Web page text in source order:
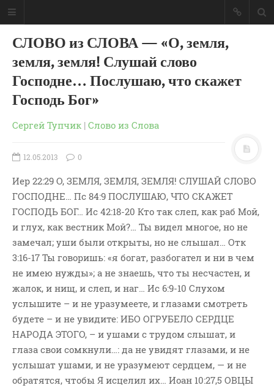
МОИ КНИГИ
СЛОВО-АУДИО
СЛОВО-ВИДЕО
ВОПРОСЫ ПАСТОРУ
КОНТАКТ
РУБРИКИ
Беседы По Бытие
СЛОВО из СЛОВА — «О, земля,
земля, земля! Слушай слово
Господне… Послушаю, что скажет
Господь Бог»
Сергей Тупчик | Слово из Слова
12.05.2013 0
Иер 22:29 О, ЗЕМЛЯ, ЗЕМЛЯ, ЗЕМЛЯ! СЛУШАЙ СЛОВО
ГОСПОДНЕ… Пс 84:9 ПОСЛУШАЮ, ЧТО СКАЖЕТ
ГОСПОДЬ БОГ… Ис 42:18-20 Кто так слеп, как раб Мой,
и глух, как вестник Мой?… Ты видел многое, но не
замечал; уши были открыты, но не слышал… Отк
3:16-17 Ты говоришь: «я богат, разбогател и ни в чем
не имею нужды»; а не знаешь, что ты несчастен, и
жалок, и нищ, и слеп, и наг… Ис 6:9-10 Слухом
услышите – и не уразумеете, и глазами смотреть
будете – и не увидите: ИБО ОГРУБЕЛО СЕРДЦЕ
НАРОДА ЭТОГО, – и ушами с трудом слышат, и
глаза свои сомкнули…: да не увидят глазами, и не
услышат ушами, и не уразумеют сердцем, — и не
обратятся, чтобы Я исцелил их… Иоан 10:27,5 ОВЦЫ